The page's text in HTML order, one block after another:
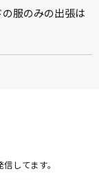
服のみの出張は
してます。